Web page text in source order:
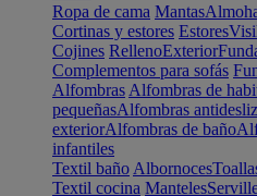
Ropa de cama Mantas
Cortinas y estores Estores
Cojines RellenoExterior
Complementos para sofás
Alfombras Alfombras de
pequeñasAlfombras
exteriorAlfombras de baño
infantiles
Textil baño Albornoces
Textil cocina Manteles